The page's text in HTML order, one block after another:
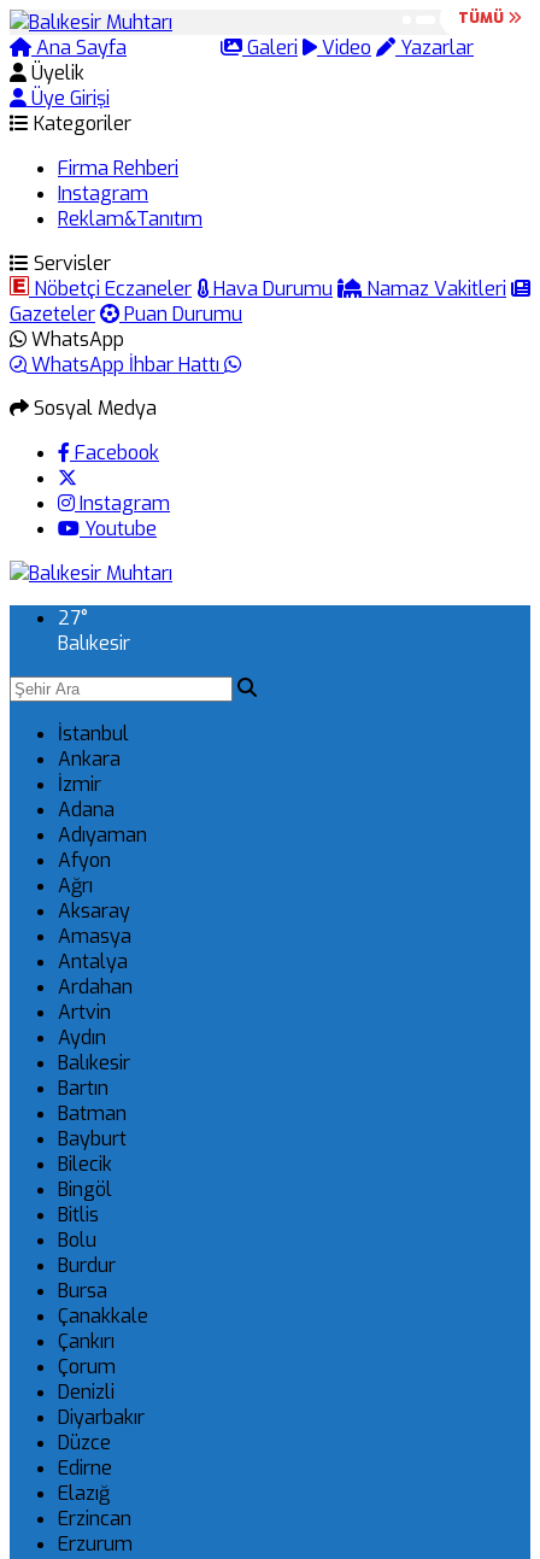
Ana Sayfa Galeri Video
Yazarlar
Üyelik
Üye Girişi
Kategoriler
Firma Rehberi
Instagram
Reklam&Tanıtım
Servisler
Nöbetçi Eczaneler
Hava Durumu
Namaz Vakitleri
Gazeteler
Puan Durumu
WhatsApp
WhatsApp İhbar Hattı
Sosyal Medya
Facebook
Instagram
Youtube
27°
Balıkesir
İstanbul
Ankara
İzmir
Adana
Adıyaman
Afyon
Ağrı
Aksaray
Amasya
Antalya
Ardahan
Artvin
Aydın
Balıkesir
Bartın
Batman
Bayburt
Bilecik
Bingöl
Bitlis
Bolu
Burdur
Bursa
Çanakkale
Çankırı
Çorum
Denizli
Diyarbakır
Düzce
Edirne
Elazığ
Erzincan
Erzurum
TÜMÜ
TÜMÜ